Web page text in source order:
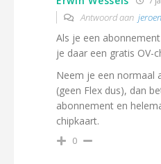
Antwoord aan jeroen
Als je een
je daar een gratis OV-
Neem je een normaal
(geen Flex dus), dan
abonnement en
chipkaart.
0